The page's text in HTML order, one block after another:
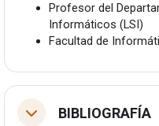
Profesor del
Informáticos (LSI)
Facultad de
TolestuBIBLIOGRAFÍA